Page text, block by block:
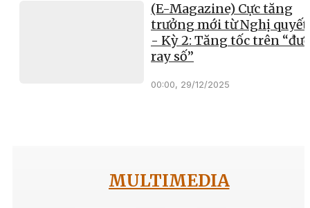
(E-Magazine) Cực tăng
trưởng mới từ Nghị quyết
- Kỳ 2: Tăng tốc trên
ray số”
00:00, 29/12/2025
MULTIMEDIA